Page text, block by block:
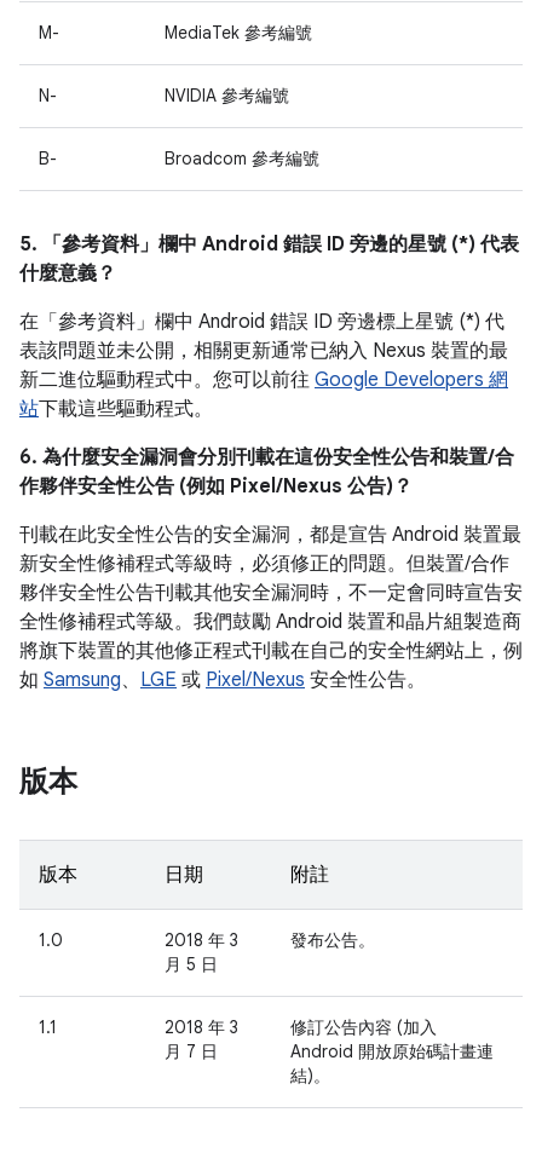
M- MediaTek 參考編號
N- NVIDIA 參考編號
B- Broadcom 參考編號
5. 「參考資料」 欄中 Android 錯誤 ID 旁邊的星號 (*) 代表
什麼意義？
在「參考資料」 欄中 Android 錯誤 ID 旁邊標上星號 (*) 代
表該問題並未公開，相關更新通常已納入 Nexus 裝置的最
新二進位驅動程式中。您可以前往 Google Developers 網
站下載這些驅動程式。
6. 為什麼安全漏洞會分別刊載在這份安全性公告和裝置/合
作夥伴安全性公告 (例如 Pixel/Nexus 公告)？
刊載在此安全性公告的安全漏洞，都是宣告 Android 裝置最
新安全性修補程式等級時，必須修正的問題。但裝置/合作
夥伴安全性公告刊載其他安全漏洞時，不一定會同時宣告安
全性修補程式等級。我們鼓勵 Android 裝置和晶片組製造商
將旗下裝置的其他修正程式刊載在自己的安全性網站上，例
如 Samsung、 LGE 或 Pixel/Nexus 安全性公告。
版本
版本 日期 附註
1.0
2018 年 3
月 5 日
發布公告。
1.1
2018 年 3
月 7 日
修訂公告內容 (加入
Android 開放原始碼計畫連
結)。